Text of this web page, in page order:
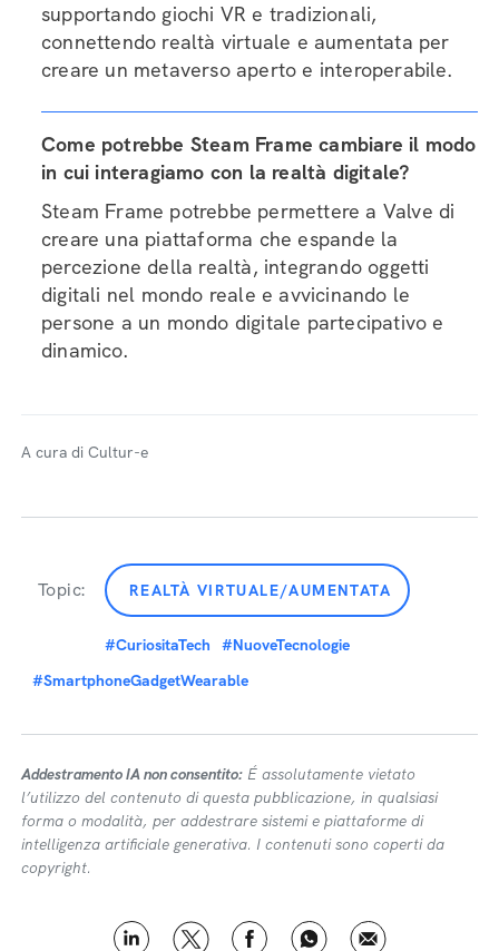
supportando giochi VR e tradizionali,
connettendo realtà virtuale e aumentata per
creare un metaverso aperto e interoperabile.
Come potrebbe Steam Frame cambiare il modo
in cui interagiamo con la realtà digitale?
Steam Frame potrebbe permettere a Valve di
creare una piattaforma che espande la
percezione della realtà, integrando oggetti
digitali nel mondo reale e avvicinando le
persone a un mondo digitale partecipativo e
dinamico.
A cura di Cultur-e
Topic: REALTÀ VIRTUALE/AUMENTATA
#CuriositaTech
#NuoveTecnologie
#SmartphoneGadgetWearable
Addestramento IA non consentito: É assolutamente vietato
l’utilizzo del contenuto di questa pubblicazione, in qualsiasi
forma o modalità, per addestrare sistemi e piattaforme di
intelligenza artificiale generativa. I contenuti sono coperti da
copyright.